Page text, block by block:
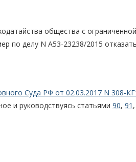
общества с
по делу N А53-23238/2015
Суда РФ от 02.03.2017 N 308-
и руководствуясь статьями 90, 91 ,